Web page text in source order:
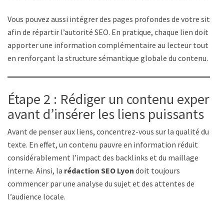
Vous pouvez aussi intégrer des pages profondes de votre site
afin de répartir l’autorité SEO. En pratique, chaque lien doit
apporter une information complémentaire au lecteur tout
en renforçant la structure sémantique globale du contenu.
Étape 2 : Rédiger un contenu expert
avant d’insérer les liens puissants
Avant de penser aux liens, concentrez-vous sur la qualité du
texte. En effet, un contenu pauvre en information réduit
considérablement l’impact des backlinks et du maillage
interne. Ainsi, la rédaction SEO Lyon doit toujours
commencer par une analyse du sujet et des attentes de
l’audience locale.